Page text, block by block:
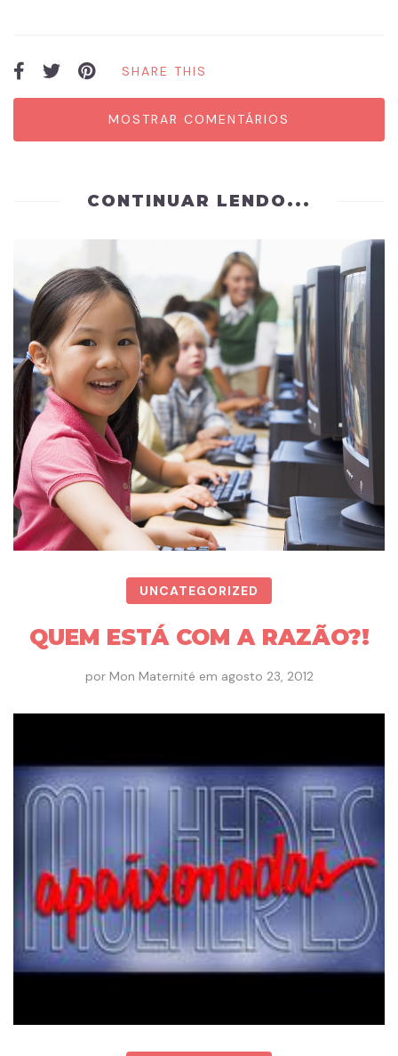
SHARE THIS
MOSTRAR COMENTÁRIOS
CONTINUAR LENDO...
UNCATEGORIZED
QUEM ESTÁ COM A RAZÃO?!
por Mon Maternité em agosto 23, 2012